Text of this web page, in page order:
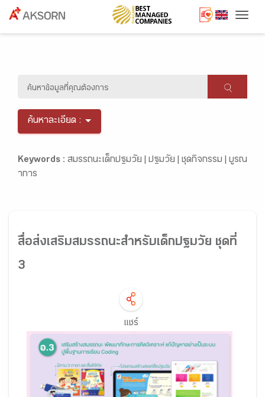
ค้นหาละเอียด :
Keywords : สมรรถนะเด็กปฐมวัย | ปฐมวัย | ชุดกิจกรรม | บูรณ
าการ
สื่อส่งเสริมสมรรถนะสำหรับเด็กปฐมวัย ชุดที่
3
แชร์